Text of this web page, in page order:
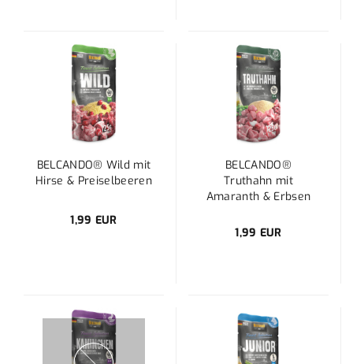
BELCANDO® Wild mit
Hirse & Preiselbeeren
1,99 EUR
BELCANDO®
Truthahn mit
Amaranth & Erbsen
1,99 EUR